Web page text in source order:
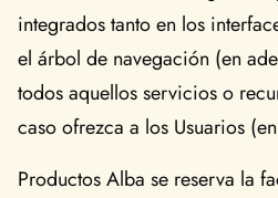
integrados tanto en los
el árbol de navegación (en
todos aquellos servicios o
caso ofrezca a los Usuarios
Productos Alba se reserva la